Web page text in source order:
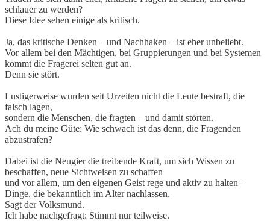
schlauer zu werden?
Diese Idee sehen einige als kritisch.
Ja, das kritische Denken – und Nachhaken – ist eher unbeliebt.
Vor allem bei den Mächtigen, bei Gruppierungen und bei Systemen
kommt die Fragerei selten gut an.
Denn sie stört.
Lustigerweise wurden seit Urzeiten nicht die Leute bestraft, die
falsch lagen,
sondern die Menschen, die fragten – und damit störten.
Ach du meine Güte: Wie schwach ist das denn, die Fragenden
abzustrafen?
Dabei ist die Neugier die treibende Kraft, um sich Wissen zu
beschaffen, neue Sichtweisen zu schaffen
und vor allem, um den eigenen Geist rege und aktiv zu halten –
Dinge, die bekanntlich im Alter nachlassen.
Sagt der Volksmund.
Ich habe nachgefragt: Stimmt nur teilweise.